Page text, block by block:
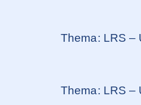
Thema: LRS –
Thema: LRS –